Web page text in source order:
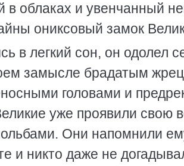
в облаках и увенчанный
ониксовый замок
в легкий сон, он одолел
замысле брадатым
головами и
уже проявили свою
Они напомнили
и никто даже не